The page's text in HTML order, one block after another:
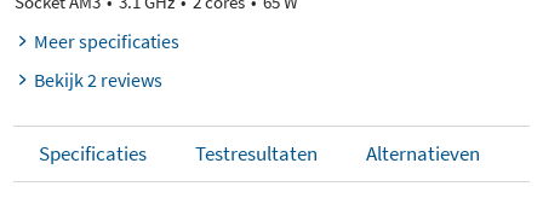
Meer specificaties
Bekijk 2 reviews
Specificaties Testresultaten Alternatieven